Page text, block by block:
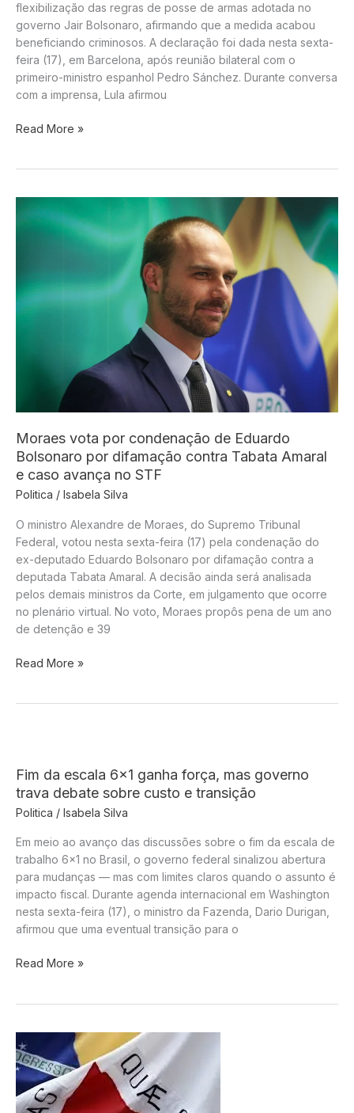
flexibilização das regras de posse de armas adotada no
governo Jair Bolsonaro, afirmando que a medida acabou
beneficiando criminosos. A declaração foi dada nesta sexta-
feira (17), em Barcelona, após reunião bilateral com o
primeiro-ministro espanhol Pedro Sánchez. Durante conversa
com a imprensa, Lula afirmou
Lula
armas
medida
ao
Read More »
Moraes vota por condenação de Eduardo
Bolsonaro por difamação contra Tabata Amaral
e caso avança no STF
Politica / Isabela Silva
O ministro Alexandre de Moraes, do Supremo Tribunal
Federal, votou nesta sexta-feira (17) pela condenação do
ex-deputado Eduardo Bolsonaro por difamação contra a
deputada Tabata Amaral. A decisão ainda será analisada
pelos demais ministros da Corte, em julgamento que ocorre
no plenário virtual. No voto, Moraes propôs pena de um ano
de detenção e 39
Moraes
Bolsonaro
por
difamação
contra
Tabata
Amaral
caso
avança
no
Read More »
Fim da escala 6×1 ganha força, mas governo
trava debate sobre custo e transição
Politica / Isabela Silva
Em meio ao avanço das discussões sobre o fim da escala de
trabalho 6×1 no Brasil, o governo federal sinalizou abertura
para mudanças — mas com limites claros quando o assunto é
impacto fiscal. Durante agenda internacional em Washington
nesta sexta-feira (17), o ministro da Fazenda, Dario Durigan,
afirmou que uma eventual transição para o
Fim
ganha
força,
mas
governo
trava
Read More »